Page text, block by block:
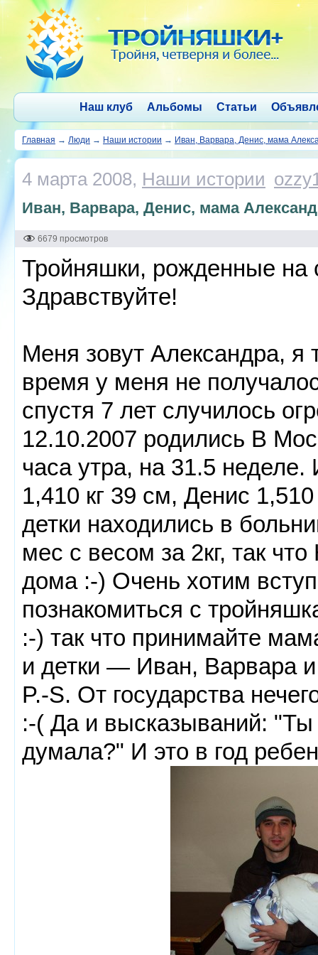
Наш клуб Альбомы Статьи
Главная → Люди → Наши истории → Иван, Варвара, Денис, мама
4 марта 2008, Наши истории
Иван, Варвара, Денис, мама
6679 просмотров
Тройняшки, рожденные
Здравствуйте!
Меня зовут Александра,
время у меня не
спустя 7 лет случилось
12.10.2007 родились В
часа утра, на 31.5
1,410 кг 39 см, Денис
детки находились в
мес с весом за 2кг, так
дома :-) Очень хотим
познакомиться с
:-) так что принимайте
и детки — Иван, Варвара
P.-S. От государства
:-( Да и высказываний: "Ты
думала?" И это в год